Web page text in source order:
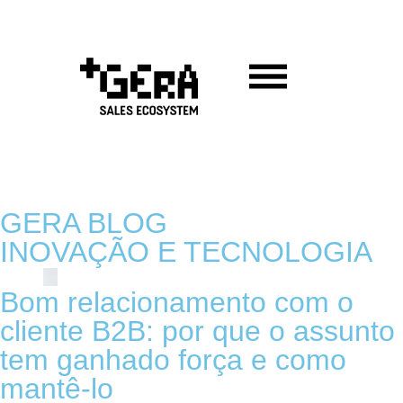
GERA BLOG
INOVAÇÃO E TECNOLOGIA
Bom relacionamento com o
cliente B2B: por que o assunto
tem ganhado força e como
mantê-lo